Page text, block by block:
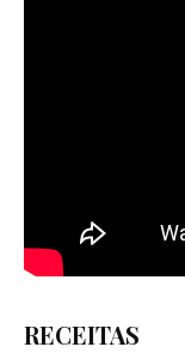
RECEITAS